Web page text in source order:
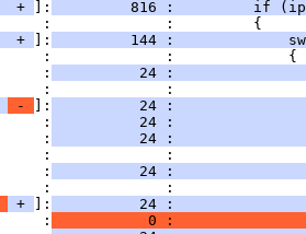
+ ]:
816 :         if
:             :         {
+ ]:
144 :
:             :             {
:
24 :
:             :
- ]:
24 :
:
24 :
:
24 :
:             :
:
24 :
:             :
+ ]:
24 :
:
0 :